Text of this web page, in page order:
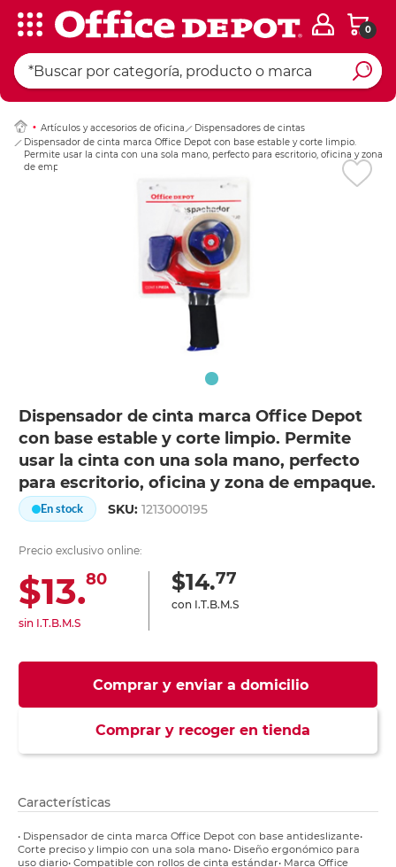
0
Artículos y accesorios de oficina
Dispensadores de cintas
Dispensador de cinta marca Office Depot con base estable y corte limpio.
Permite usar la cinta con una sola mano, perfecto para escritorio, oficina y zona
de empaque.
Dispensador de cinta marca Office Depot
con base estable y corte limpio. Permite
usar la cinta con una sola mano, perfecto
para escritorio, oficina y zona de empaque.
En stock SKU:1213000195
Precio exclusivo online:
$13.80
sin I.T.B.M.S
$14.77
con I.T.B.M.S
Comprar y enviar a domicilio
Comprar y recoger en tienda
Ingresar Codigo
Características
• Dispensador de cinta marca Office Depot con base antideslizante•
Corte preciso y limpio con una sola mano• Diseño ergonómico para
uso diario• Compatible con rollos de cinta estándar• Marca Office